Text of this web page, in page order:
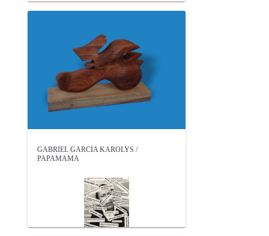
GABRIEL GARCÍA KAROLYS /
PAPAMAMA